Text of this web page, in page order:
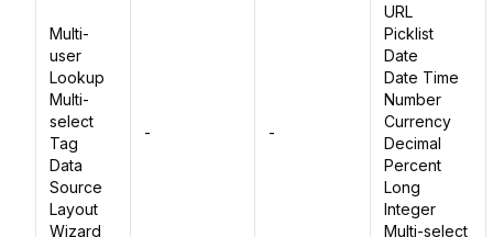
Multi-
user
Lookup
Multi-
select
Tag
Data
Source
Layout
Wizard
- -
URL
Picklist
Date
Date Time
Number
Currency
Decimal
Percent
Long
Integer
Multi-select